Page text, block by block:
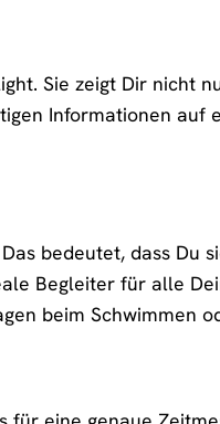
Sie zeigt Dir nicht
Informationen auf
bedeutet, dass Du
Begleiter für alle
beim Schwimmen